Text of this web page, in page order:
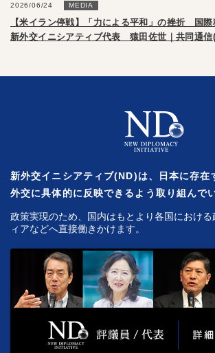
2026/06/24 MEDIA
【米イラン停戦】「力による平和」の挫折 国
新外交イニシアティブ代表 猿田佐世｜共同通信
新外交イニシアティブ(ND)は、日本に存在
外交に具体的に反映できるよう取り組んで
政策実現のため、国内はもとより各国におけ
ィアなどへ直接働きかけます。